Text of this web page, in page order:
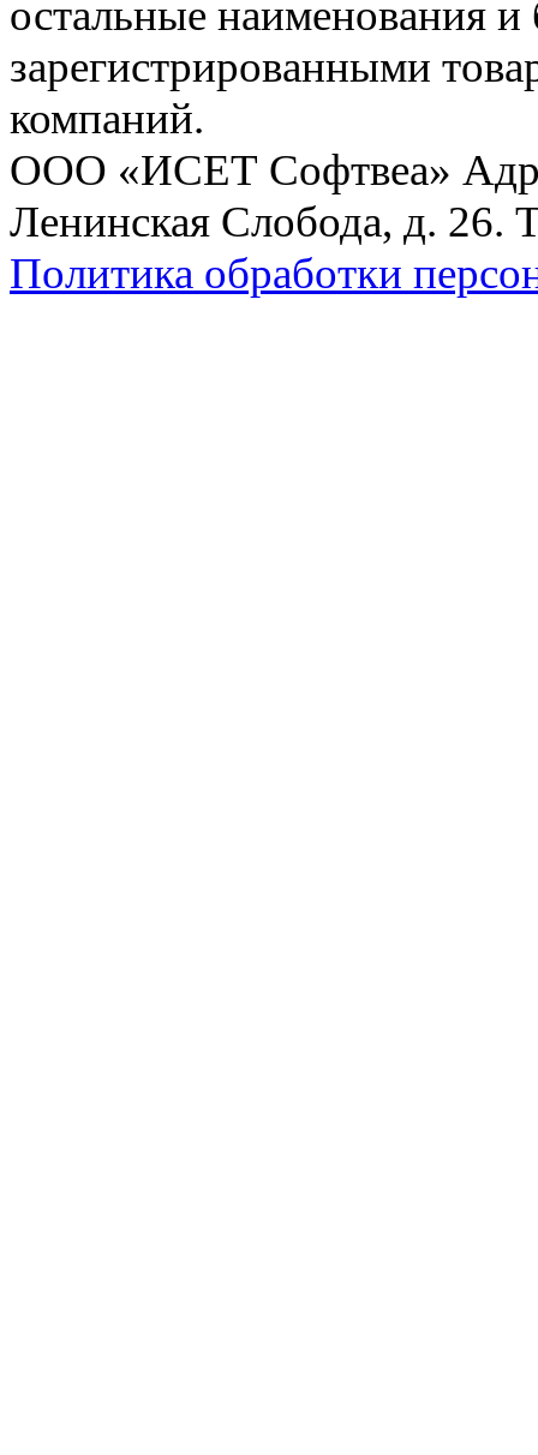
остальные наименования
зарегистрированными
компаний.
ООО «ИСЕТ Софтвеа»
Ленинская Слобода, д. 26.
Политика обработки